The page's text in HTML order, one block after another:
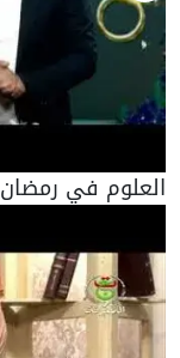
العلوم في رمضان